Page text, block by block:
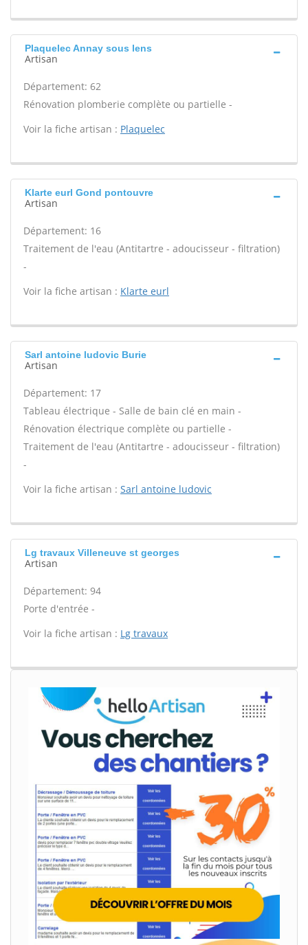
Plaquelec Annay sous lens
Artisan
Département: 62
Rénovation plomberie complète ou partielle -
Voir la fiche artisan : Plaquelec
Klarte eurl Gond pontouvre
Artisan
Département: 16
Traitement de l'eau (Antitartre - adoucisseur - filtration)
-
Voir la fiche artisan : Klarte eurl
Sarl antoine ludovic Burie
Artisan
Département: 17
Tableau électrique - Salle de bain clé en main -
Rénovation électrique complète ou partielle -
Traitement de l'eau (Antitartre - adoucisseur - filtration)
-
Voir la fiche artisan : Sarl antoine ludovic
Lg travaux Villeneuve st georges
Artisan
Département: 94
Porte d'entrée -
Voir la fiche artisan : Lg travaux